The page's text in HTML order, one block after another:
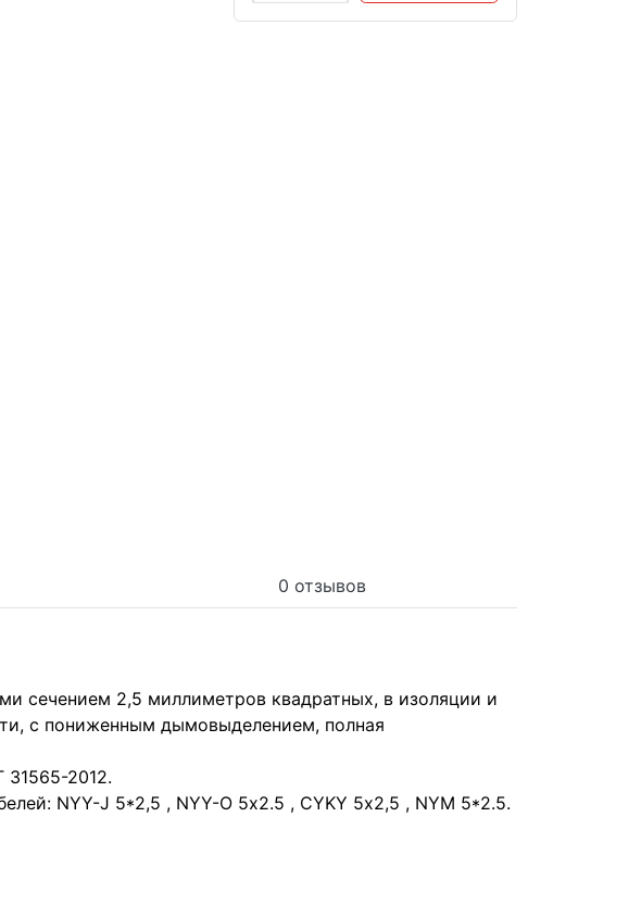
0 отзывов
сечением 2,5 миллиметров квадратных, в изоляции и
с пониженным дымовыделением, полная
31565-2012.
NYY-J 5*2,5 , NYY-O 5х2.5 , CYKY 5х2,5 , NYM 5*2.5.